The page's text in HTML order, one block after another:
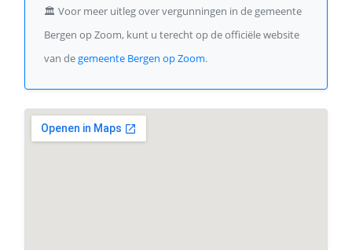
🏛️ Voor meer uitleg over vergunningen in de gemeente
Bergen op Zoom, kunt u terecht op de officiële website
van degemeente Bergen op Zoom.